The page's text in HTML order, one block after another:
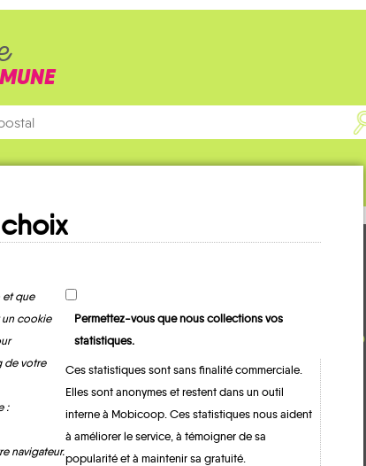
TÉMOIGNAGE
À PARTAGER ?
CONTACTEZ-NOUS !
et que
un cookie
de votre
:
navigateur.
Permettez-vous que nous collections vos
statistiques.
Ces statistiques sont sans finalité commerciale.
Elles sont anonymes et restent dans un outil
interne à Mobicoop. Ces statistiques nous aident
à améliorer le service, à témoigner de sa
popularité et à maintenir sa gratuité.